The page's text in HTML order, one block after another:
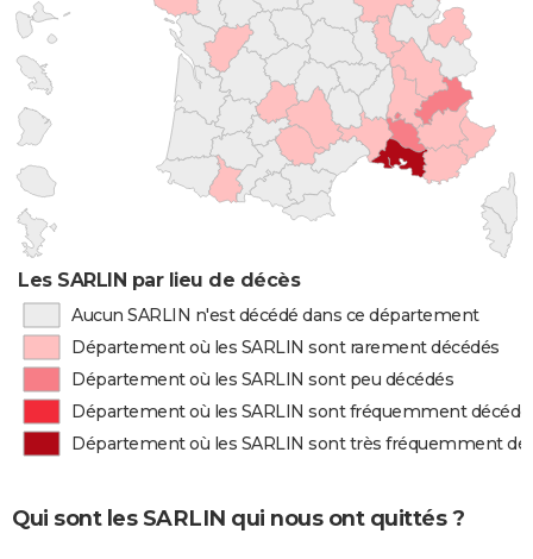
Les SARLIN par lieu de décès
Aucun SARLIN n'est décédé dans ce département
Département où les SARLIN sont rarement décédés
Département où les SARLIN sont peu décédés
Département où les SARLIN sont fréquemment
Département où les SARLIN sont très fréquemment
Qui sont les SARLIN qui nous ont quittés ?